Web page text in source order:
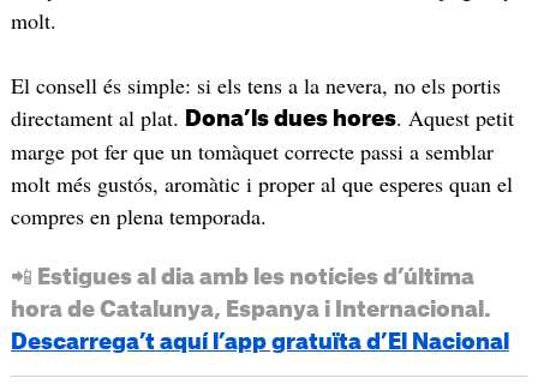
molt.
El consell és simple: si els tens a la nevera, no els portis
directament al plat.
Dona’ls dues hores. Aquest petit
marge pot fer que un tomàquet correcte passi a semblar
molt més gustós, aromàtic i proper al que esperes quan el
compres en plena temporada.
📲 Estigues al dia amb les notícies d’última
hora de Catalunya, Espanya i Internacional.
Descarrega’t aquí l’app gratuïta d’El Nacional